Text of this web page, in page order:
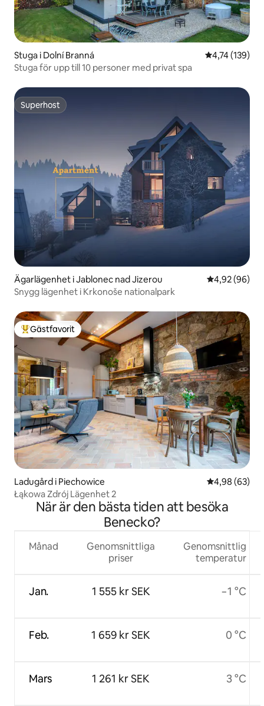
Stuga i Dolní Branná 4,74 av 5 i
4,74 (139)
Stuga för upp till 10 personer med privat spa
Superhost
Superhost
Ägarlägenhet i Jablonec nad Jizerou 4,92 av 5 i
4,92 (96)
Snygg lägenhet i Krkonoše nationalpark
Populär gästfavorit
Gästfavorit
Ladugård i Piechowice 4,98 av 5 i
4,98 (63)
Łąkowa Zdrój Lägenhet 2
När är den bästa tiden att besöka
Benecko?
Månad
Jan.
Feb.
Mars
Genomsnittliga
priser
1 555 kr SEK
1 659 kr SEK
1 261 kr SEK
Genomsnittlig
temperatur
−1 °C
0 °C
3 °C